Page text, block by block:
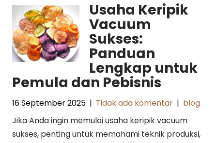
Usaha Keripik
Vacuum
Sukses:
Panduan
Lengkap untuk
Pemula dan Pebisnis
16 September 2025 | Tidak ada komentar | blog
Jika Anda ingin memulai usaha keripik vacuum
sukses, penting untuk memahami teknik produksi,